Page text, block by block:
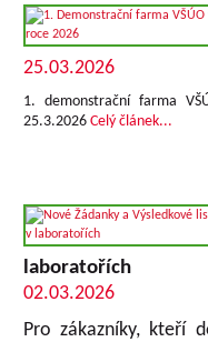
25.03.2026
1. demonstrační farma
25.3.2026Celý článek...
laboratořích
02.03.2026
Pro zákazníky, kteří